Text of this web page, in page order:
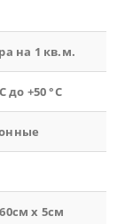
на 1 кв.м.
до +50 °С
x 5см